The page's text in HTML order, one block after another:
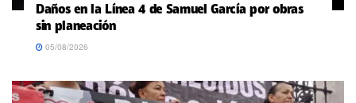
Daños en la Línea 4 de Samuel García por obras
sin planeación
05/08/2026